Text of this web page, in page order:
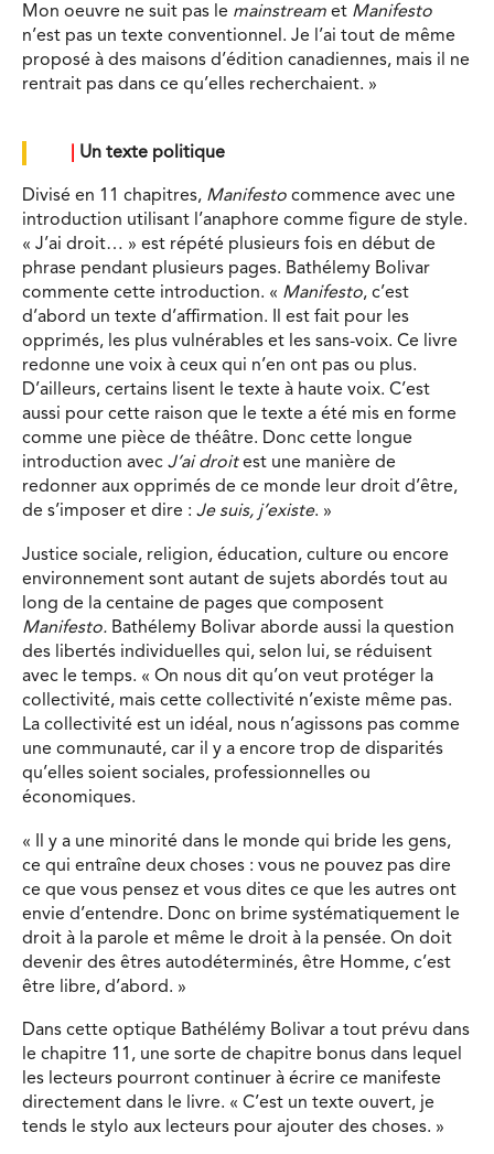
Mon oeuvre ne suit pas le mainstream et Manifesto
n’est pas un texte conventionnel. Je l’ai tout de même
proposé à des maisons d’édition canadiennes, mais il ne
rentrait pas dans ce qu’elles recherchaient. »
Un texte politique
Divisé en 11 chapitres, Manifesto commence avec une
introduction utilisant l’anaphore comme figure de style.
« J’ai droit… » est répété plusieurs fois en début de
phrase pendant plusieurs pages. Bathélemy Bolivar
commente cette introduction. « Manifesto, c’est
d’abord un texte d’affirmation. Il est fait pour les
opprimés, les plus vulnérables et les sans-voix. Ce livre
redonne une voix à ceux qui n’en ont pas ou plus.
D’ailleurs, certains lisent le texte à haute voix. C’est
aussi pour cette raison que le texte a été mis en forme
comme une pièce de théâtre. Donc cette longue
introduction avec J’ai droitest une manière de
redonner aux opprimés de ce monde leur droit d’être,
de s’imposer et dire : Je suis, j’existe. »
Justice sociale, religion, éducation, culture ou encore
environnement sont autant de sujets abordés tout au
long de la centaine de pages que composent
Manifesto. Bathélemy Bolivar aborde aussi la question
des libertés individuelles qui, selon lui, se réduisent
avec le temps. « On nous dit qu’on veut protéger la
collectivité, mais cette collectivité n’existe même pas.
La collectivité est un idéal, nous n’agissons pas comme
une communauté, car il y a encore trop de disparités
qu’elles soient sociales, professionnelles ou
économiques.
« Il y a une minorité dans le monde qui bride les gens,
ce qui entraîne deux choses : vous ne pouvez pas dire
ce que vous pensez et vous dites ce que les autres ont
envie d’entendre. Donc on brime systématiquement le
droit à la parole et même le droit à la pensée. On doit
devenir des êtres autodéterminés, être Homme, c’est
être libre, d’abord. »
Dans cette optique Bathélémy Bolivar a tout prévu dans
le chapitre 11, une sorte de chapitre bonus dans lequel
les lecteurs pourront continuer à écrire ce manifeste
directement dans le livre. « C’est un texte ouvert, je
tends le stylo aux lecteurs pour ajouter des choses. »